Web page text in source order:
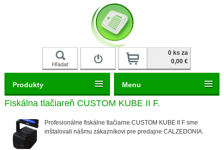
Hľadať
0 ks za
0,00 €
Fiskálna tlačiareň CUSTOM KUBE II F.
Profesionálne fiskálne tlačiarne CUSTOM KUBE II F sme
inštalovali nášmu zákazníkovi pre predajne CALZEDONIA.
Produkty Menu